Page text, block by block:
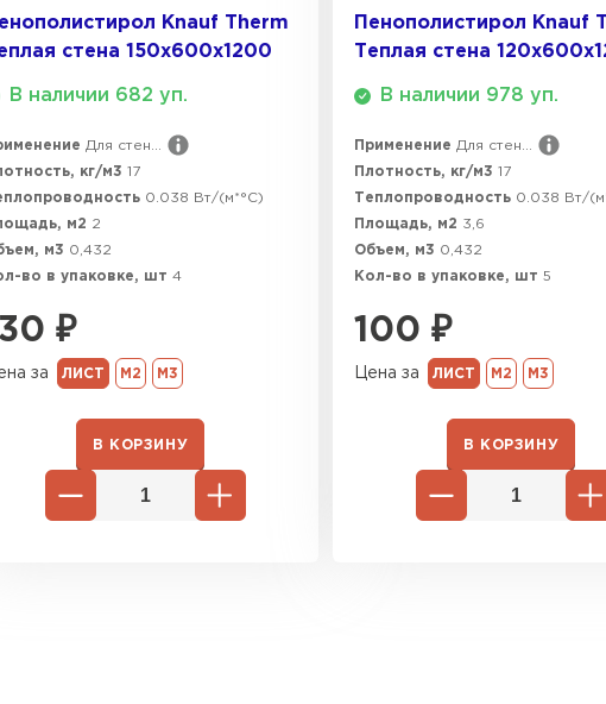
Knauf Therm
стена 150х600х1200
В наличии 682 уп.
Для стен...
кг/м3 17
0.038 Вт/(м*°C)
м2 2
м3 0,432
во в упаковке, шт 4
₽
за ЛИСТ М2 М3
В КОРЗИНУ
Пенополистирол Knauf
Теплая стена
В наличии 978 уп.
Применение Для стен...
Плотность, кг/м3 17
Теплопроводность 0.038 Вт/
Площадь, м2 3,6
Объем, м3 0,432
Кол-во в упаковке, шт 5
100 ₽
Цена за ЛИСТ М2 М3
В КОРЗИНУ
ПЕРЕЙТИ
ВСЕ ПРОИЗВОДИТЕЛИ